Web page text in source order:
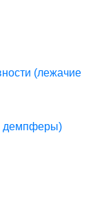
(лежачие
демпферы)